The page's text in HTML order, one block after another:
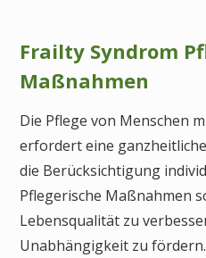
Frailty Syndrom
Maßnahmen
Die Pflege von Menschen
erfordert eine
die Berücksichtigung
Pflegerische Maßnahmen
Lebensqualität zu
Unabhängigkeit zu